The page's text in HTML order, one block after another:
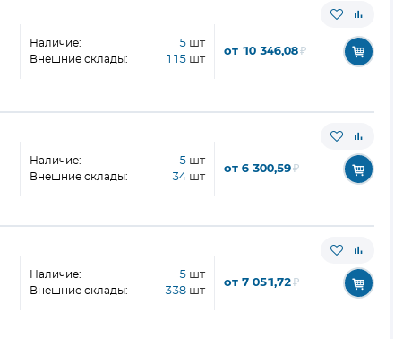
Наличие: 5 шт
Внешние склады: 115 шт
от 10 346,08₽
Наличие: 5 шт
Внешние склады: 34 шт
от 6 300,59₽
Наличие: 5 шт
Внешние склады: 338 шт
от 7 051,72₽